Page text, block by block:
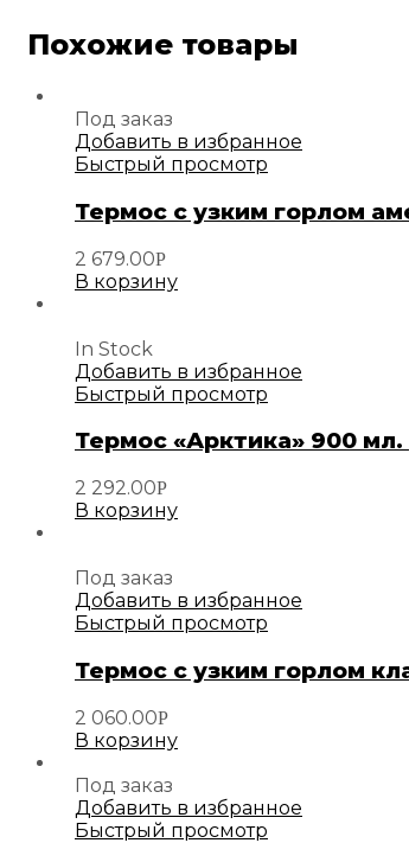
Похожие товары
Под заказ
Добавить в избранное
Быстрый просмотр
Термос с узким горлом
2 679.00Р
В корзину
In Stock
Добавить в избранное
Быстрый просмотр
Термос «Арктика» 900
2 292.00Р
В корзину
Под заказ
Добавить в избранное
Быстрый просмотр
Термос с узким горлом
2 060.00Р
В корзину
Под заказ
Добавить в избранное
Быстрый просмотр